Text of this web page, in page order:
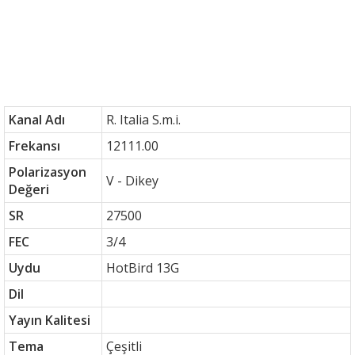
Kanal Adı
R. Italia S.m.i.
Frekansı
12111.00
Polarizasyon
Değeri
V - Dikey
SR
27500
FEC
3/4
Uydu
HotBird 13G
Dil
Yayın Kalitesi
Tema
Çeşitli